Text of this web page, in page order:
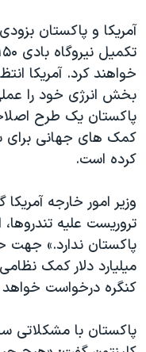
صفحه‌های ویژه
سفر پرزیدنت ترامپ به
آمریکا و پاکستان
خواهند کرد. آمریکا
بخش انرژی خود را
پاکستان یک طرح
کمک های جهانی برای
کرده است.
وزیر امور خارجه
تروریست علیه
پاکستان ندارد.» جهت
کنگره درخواست خواهد
پاکستان با مشکلاتی